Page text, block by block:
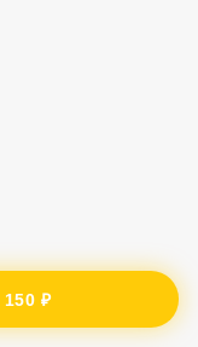
150 ₽